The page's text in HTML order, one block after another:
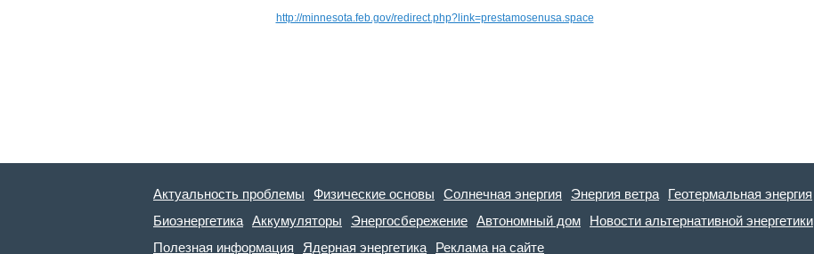
http://minnesota.feb.gov/redirect.php?link=prestamosenusa.space
Актуальность проблемы Физические основы Солнечная энергия Энергия ветра Геотермальная энергия
Биоэнергетика Аккумуляторы Энергосбережение Автономный дом Новости альтернативной энергетики
Полезная информация
Ядерная энергетика Реклама на сайте